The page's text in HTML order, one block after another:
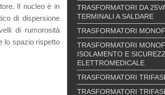
Il nucleo è in
di dispersione
di rumorosità
lo spazio rispetto
TRASFORMATORI DA
TERMINALI A SALDARE
TRASFORMATORI
TRASFORMATORI
ISOLAMENTO E
ELETTROMEDICALE
TRASFORMATORI
TRASFORMATORI